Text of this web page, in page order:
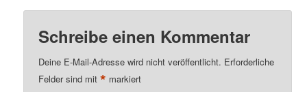
Schreibe einen Kommentar
Deine E-Mail-Adresse wird nicht veröffentlicht. Erforderliche
Felder sind mit* markiert